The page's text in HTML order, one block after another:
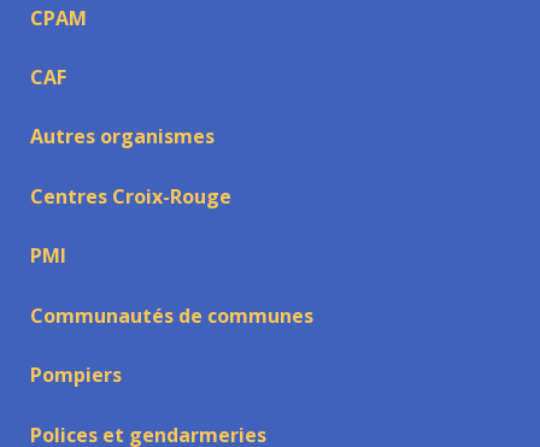
CPAM
CAF
Autres organismes
Centres Croix-Rouge
PMI
Communautés de communes
Pompiers
Polices et gendarmeries